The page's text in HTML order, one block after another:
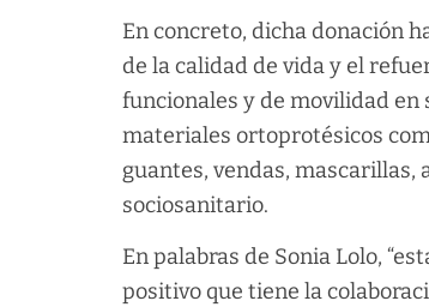
En concreto, dicha donación
de la calidad de vida y el
funcionales y de movilidad en
materiales ortoprotésicos
guantes, vendas,
sociosanitario.
En palabras de Sonia Lolo,
positivo que tiene la